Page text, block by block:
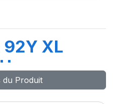
XL
du Produit